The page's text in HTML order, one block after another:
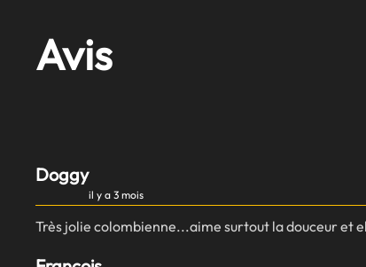
Avis
Doggy
il y a 3 mois
Très jolie colombienne...aime surtout la douceur et